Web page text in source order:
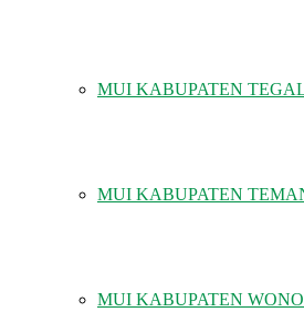
MUI KABUPATEN
MUI KABUPATEN
MUI KABUPATEN